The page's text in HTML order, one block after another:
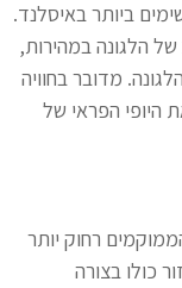
ביותר באיסלנד.
הלגונה במהירות,
מדובר בחוויה
היופי הפראי של
רחוק יותר
כולו בצורה